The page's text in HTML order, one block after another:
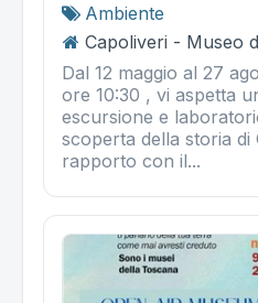
Ambiente
Capoliveri - Museo
Dal 12 maggio al 27
ore 10:30 , vi aspetta
escursione e
scoperta della storia di
rapporto con il...